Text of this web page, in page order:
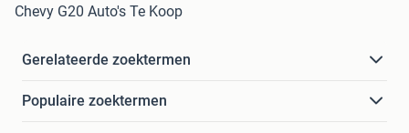
Chevy G20 Auto's Te Koop
Gerelateerde zoektermen
Populaire zoektermen